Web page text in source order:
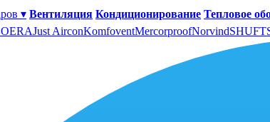
▾ Вентиляция Кондиционирование Тепловое
ERAJust AirconKomfoventMercorproofNorvindSHUFT